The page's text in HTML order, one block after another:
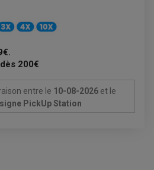
200€
entre le 10-08-2026 et le
PickUp Station